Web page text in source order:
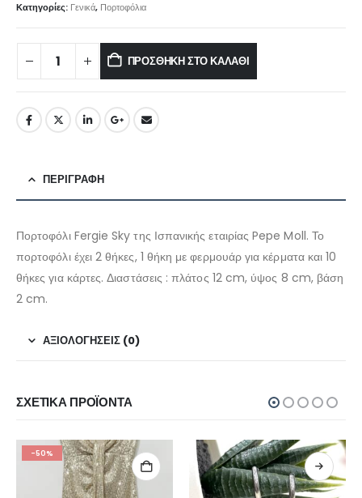
Κατηγορίες: Γενικά, Πορτοφόλια
ΠΡΟΣΘΉΚΗ ΣΤΟ ΚΑΛΆΘΙ
ΠΕΡΙΓΡΑΦΉ
Πορτοφόλι Fergie Sky της Ισπανικής εταιρίας Pepe Moll. Το
πορτοφόλι έχει 2 θήκες, 1 θήκη με φερμουάρ για κέρματα και 10
θήκες για κάρτες. Διαστάσεις : πλάτος 12 cm, ύψος 8 cm, βάση
2 cm.
ΑΞΙΟΛΟΓΉΣΕΙΣ (0)
ΣΧΕΤΙΚΆ ΠΡΟΪΌΝΤΑ
-50%